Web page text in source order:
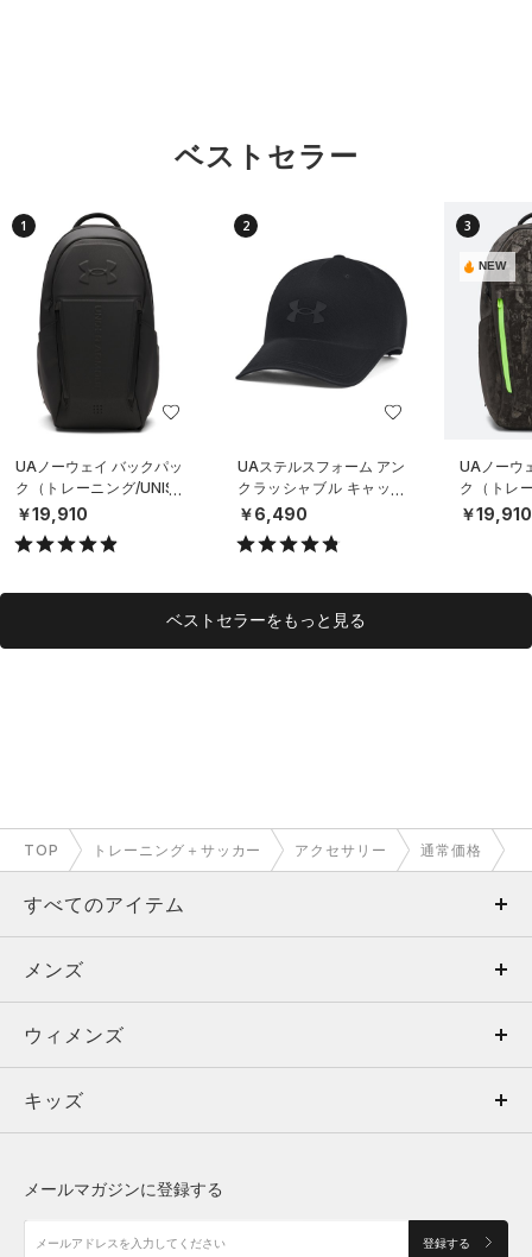
ベストセラー
1
UAノーウェイ バックパッ
ク（トレーニング/UNISE
X）
￥19,910
2
UAステルスフォーム アン
クラッシャブル キャップ
（ライフスタイル/UNISE
X）
￥6,490
3
NEW
UAノーウ
ク（トレ
X）
￥19,910
ベストセラーをもっと見る
TOP トレーニング＋サッカー アクセサリー 通常価格
すべてのアイテム
メンズ
ウィメンズ
キッズ
アクセサリー
メンズ
トップス
ボトムス
アクセサリー
ウィメンズ
トップス
シューズ
キッズ
メールマガジンに登録する
登録する